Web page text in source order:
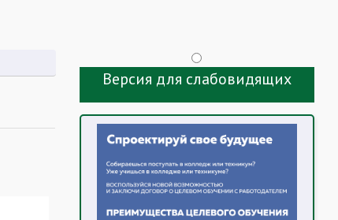
Версия для слабовидящих